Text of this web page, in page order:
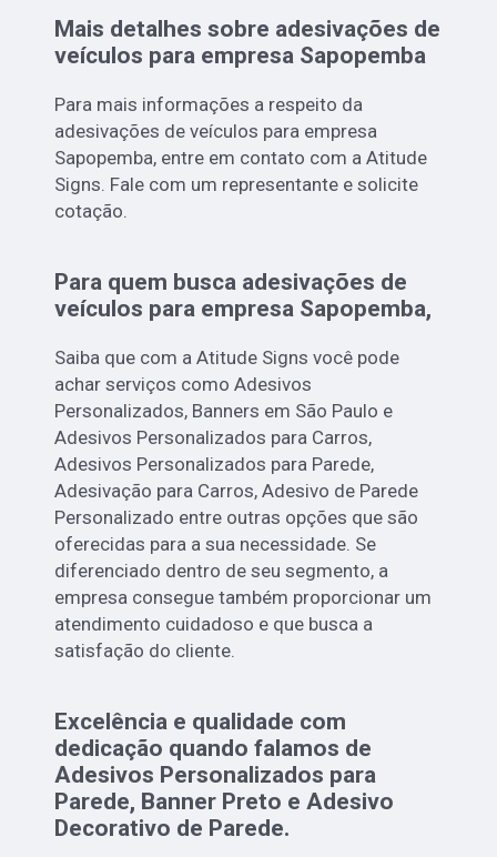
Mais detalhes sobre adesivações de
veículos para empresa Sapopemba
Para mais informações a respeito da
adesivações de veículos para empresa
Sapopemba, entre em contato com a Atitude
Signs. Fale com um representante e solicite
cotação.
Para quem busca adesivações de
veículos para empresa Sapopemba,
Saiba que com a Atitude Signs você pode
achar serviços como Adesivos
Personalizados, Banners em São Paulo e
Adesivos Personalizados para Carros,
Adesivos Personalizados para Parede,
Adesivação para Carros, Adesivo de Parede
Personalizado entre outras opções que são
oferecidas para a sua necessidade. Se
diferenciado dentro de seu segmento, a
empresa consegue também proporcionar um
atendimento cuidadoso e que busca a
satisfação do cliente.
Excelência e qualidade com
dedicação quando falamos de
Adesivos Personalizados para
Parede, Banner Preto e Adesivo
Decorativo de Parede.